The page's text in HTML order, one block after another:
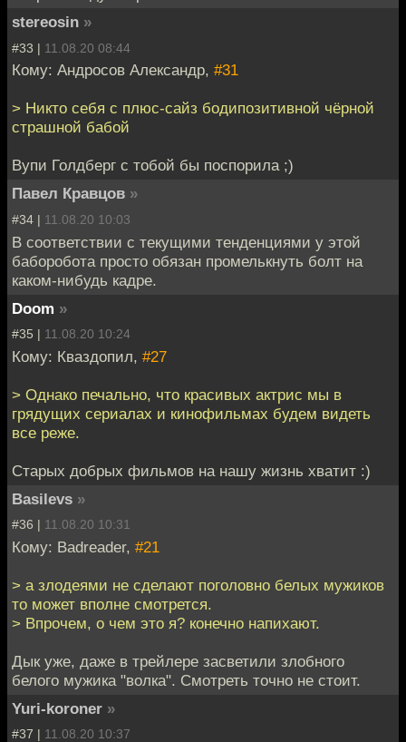
stereosin »
#33 | 11.08.20 08:44
Кому: Андросов Александр, #31
> Никто себя с плюс-сайз бодипозитивной чёрной
страшной бабой
Вупи Голдберг с тобой бы поспорила ;)
Павел Кравцов »
#34 | 11.08.20 10:03
В соответствии с текущими тенденциями у этой
баборобота просто обязан промелькнуть болт на
каком-нибудь кадре.
Doom »
#35 | 11.08.20 10:24
Кому: Кваздопил, #27
> Однако печально, что красивых актрис мы в
грядущих сериалах и кинофильмах будем видеть
все реже.
Старых добрых фильмов на нашу жизнь хватит :)
Basilevs »
#36 | 11.08.20 10:31
Кому: Badreader, #21
> а злодеями не сделают поголовно белых мужиков
то может вполне смотрется.
> Впрочем, о чем это я? конечно напихают.
Дык уже, даже в трейлере засветили злобного
белого мужика "волка". Смотреть точно не стоит.
Yuri-koroner »
#37 | 11.08.20 10:37